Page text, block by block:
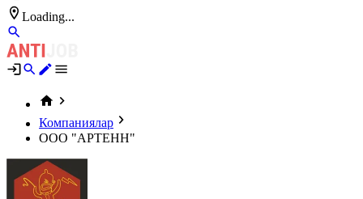
Loading...
Компаниялар
ООО "АРТЕНН"